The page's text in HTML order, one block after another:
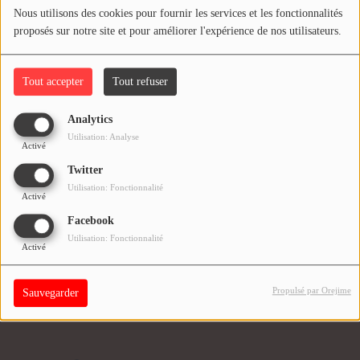
Nous utilisons des cookies pour fournir les services et les fonctionnalités
proposés sur notre site et pour améliorer l'expérience de nos utilisateurs.
Tout accepter Tout refuser
Analytics
Activé
Utilisation: Analyse
Twitter
Activé
Utilisation: Fonctionnalité
Facebook
Activé
Utilisation: Fonctionnalité
Sauvegarder Propulsé par Orejime
NOS REPLAYS
PHOTOS
PODCASTS
Participez
JEUX CONCOURS
LE T'CHAT DES AUDITEURS
Oups, vous avez
rencontré une erreur.
Il semble que la page que vous recherchez n’existe plus.